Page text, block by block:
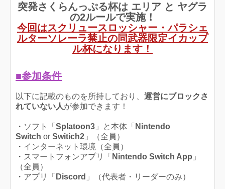
突発さくらんっぷる杯は エリア と ヤグラ
の2ルールで実施！
今回はスクリュースロッシャー・パラシェ
ルターソレーラ禁止の同武器限定イカップ
ル杯になります！
■参加条件
以下に記載のものを所持しており、 運営にブロックさ
れていない人が参加できます！
・ソフト「 Splatoon3 」と本体「 Nintendo
Switch or Switich2 」（全員）
・インターネット環境（全員）
・スマートフォンアプリ「 Nintendo Switch App 」
（全員）
・アプリ「 Discord 」（代表者・リーダーのみ）